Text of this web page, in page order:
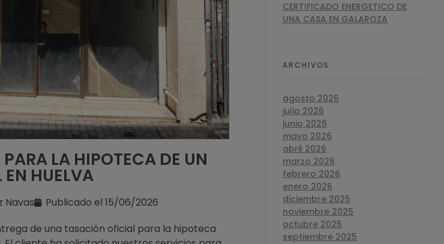
LA HIPOTECA DE UN
HUELVA
Navas Publicado el 15/06/2026
de una tasación oficial para la hipoteca
CERTIFICADO ENERGETICO DE
UNA CASA EN GALAROZA
ARCHIVOS
agosto 2026
julio 2026
junio 2026
mayo 2026
abril 2026
marzo 2026
febrero 2026
enero 2026
diciembre 2025
noviembre 2025
octubre 2025
septiembre 2025